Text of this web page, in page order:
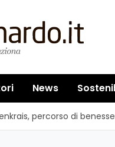
News
percorso di